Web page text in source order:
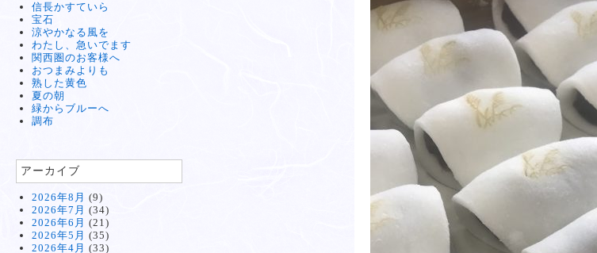
信長かすていら
宝石
涼やかなる風を
わたし、急いでます
関西圏のお客様へ
おつまみよりも
熟した黄色
夏の朝
緑からブルーへ
調布
アーカイブ
2026年8月 (9)
2026年7月 (34)
2026年6月 (21)
2026年5月 (35)
2026年4月 (33)